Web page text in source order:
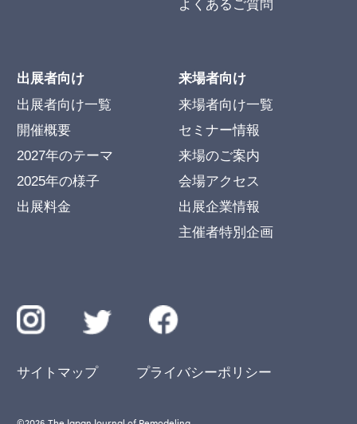
よくあるご質問
出展者向け
出展者向け一覧
開催概要
2027年のテーマ
2025年の様子
出展料金
来場者向け
来場者向け一覧
セミナー情報
来場のご案内
会場アクセス
出展企業情報
主催者特別企画
サイトマップ プライバシーポリシー